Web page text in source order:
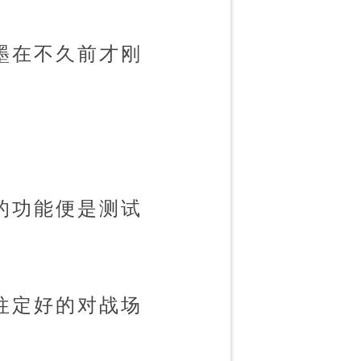
在不久前才刚
功能便是测试
定好的对战场